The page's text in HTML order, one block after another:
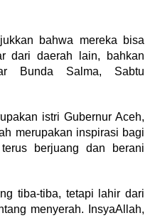
bahwa mereka bisa
dari daerah lain, bahkan
Bunda Salma, Sabtu
istri Gubernur Aceh,
merupakan inspirasi bagi
berjuang dan berani
tiba-tiba, tetapi lahir dari
menyerah. InsyaAllah,